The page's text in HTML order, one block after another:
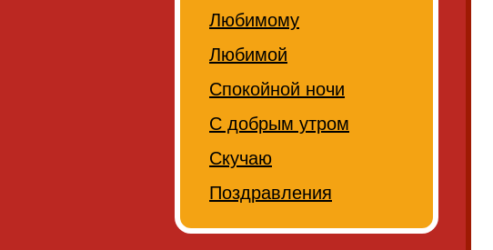
Любимому
Любимой
Спокойной ночи
С добрым утром
Скучаю
Поздравления